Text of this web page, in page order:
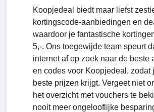
Koopjedeal biedt maar liefst
kortingscode-aanbiedingen en
waardoor je fantastische
5,-. Ons toegewijde team speurt
internet af op zoek naar de beste
en codes voor Koopjedeal, zodat
beste prijzen krijgt. Vergeet niet
het overzicht met vouchers te
nooit meer ongelooflijke